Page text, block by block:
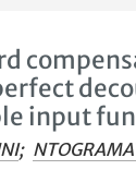
input
;